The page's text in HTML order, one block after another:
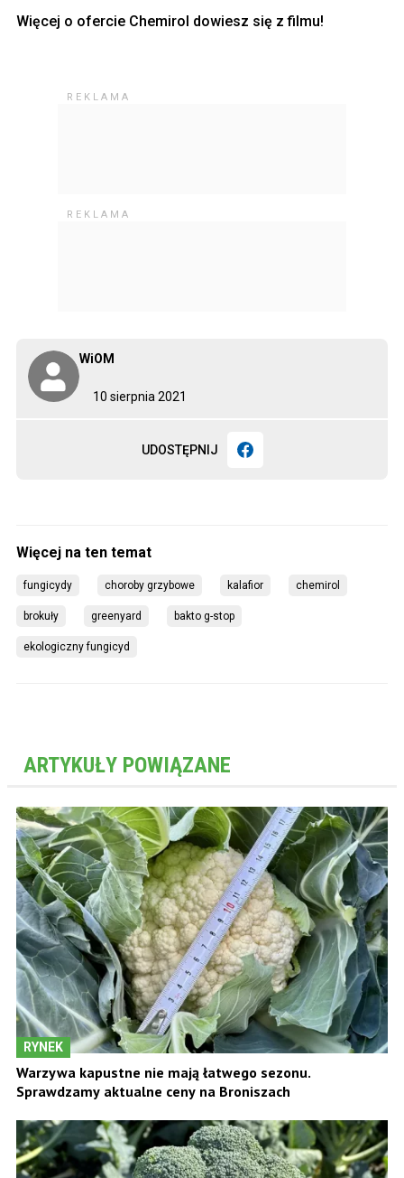
10 sierpnia 2021
WiOM
UDOSTĘPNIJ
Więcej o ofercie Chemirol dowiesz się z filmu!
fungicydy choroby grzybowe kalafior chemirol
brokuły greenyard bakto g-stop
ekologiczny fungicyd
ARTYKUŁY POWIĄZANE
RYNEK
Warzywa kapustne nie mają łatwego sezonu.
Sprawdzamy aktualne ceny na Broniszach